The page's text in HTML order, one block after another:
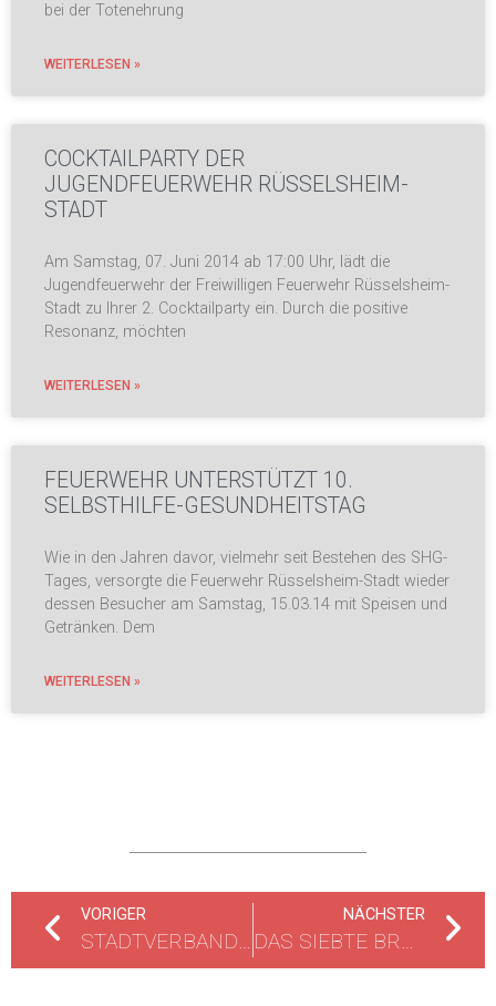
bei der Totenehrung
WEITERLESEN »
COCKTAILPARTY DER
JUGENDFEUERWEHR RÜSSELSHEIM-
STADT
Am Samstag, 07. Juni 2014 ab 17:00 Uhr, lädt die
Jugendfeuerwehr der Freiwilligen Feuerwehr Rüsselsheim-
Stadt zu Ihrer 2. Cocktailparty ein. Durch die positive
Resonanz, möchten
WEITERLESEN »
FEUERWEHR UNTERSTÜTZT 10.
SELBSTHILFE-GESUNDHEITSTAG
Wie in den Jahren davor, vielmehr seit Bestehen des SHG-
Tages, versorgte die Feuerwehr Rüsselsheim-Stadt wieder
dessen Besucher am Samstag, 15.03.14 mit Speisen und
Getränken. Dem
WEITERLESEN »
VORIGER
STADTVERBANDSZELTLAGER IM ODENWALDKREIS
NÄCHSTER
DAS SIEBTE BRANDAKTUELLE FRÜHSTÜCK